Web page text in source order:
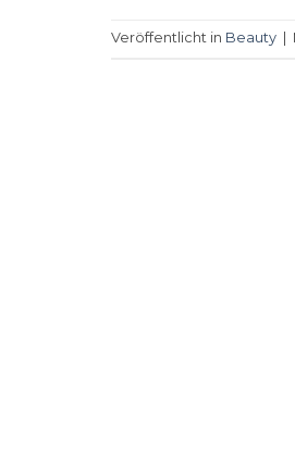
Veröffentlicht in Beauty